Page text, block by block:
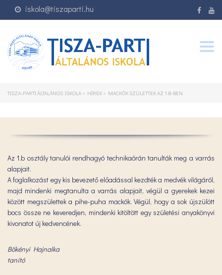
iskola@tiszaparti.hu
TISZA-PARTI ÁLTALÁNOS ISKOLA > HÍREK > MACKÓK SZÜLETTEK AZ 1.B-BEN
Az 1.b osztály tanulói rendhagyó technikaórán tanulták meg a varrás
alapjait.
A foglalkozást egy kis bevezető előadással kezdték a medvék világáról,
majd mindenki megtanulta a varrás alapjait, végül a gyerekek kezei
között megszülettek a pihe-puha mackók. Végül, hogy a sok újszülött
bocs össze ne keveredjen, mindenki kitöltött egy születési anyakönyvi
kivonatot új kedvencének.
Bökényi Hajnalka
tanító